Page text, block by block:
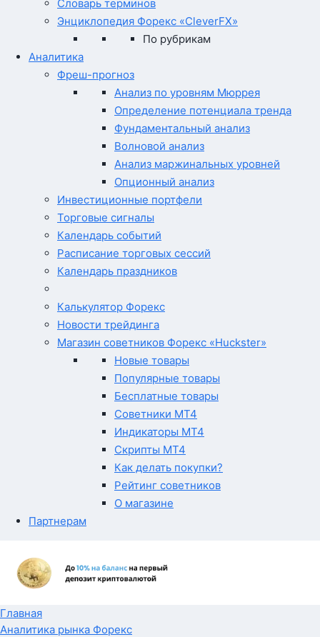
Словарь терминов
Энциклопедия Форекс «CleverFX»
По рубрикам
Аналитика
Фреш-прогноз
Анализ по уровням Мюррея
Определение потенциала тренда
Фундаментальный анализ
Волновой анализ
Анализ маржинальных уровней
Опционный анализ
Инвестиционные портфели
Торговые сигналы
Календарь событий
Расписание торговых сессий
Календарь праздников
Калькулятор Форекс
Новости трейдинга
Магазин советников Форекс «Huckster»
Новые товары
Популярные товары
Бесплатные товары
Советники MT4
Индикаторы MT4
Скрипты MT4
Как делать покупки?
Рейтинг советников
О магазине
Партнерам
Главная
Аналитика рынка Форекс